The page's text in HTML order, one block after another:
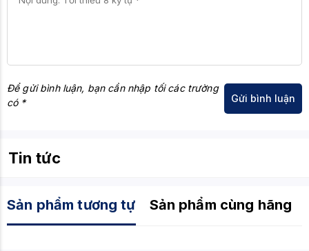
Để gửi bình luận, bạn cần nhập tối các trường
có *
Tin tức
Sản phẩm tương tự Sản phẩm cùng hãng